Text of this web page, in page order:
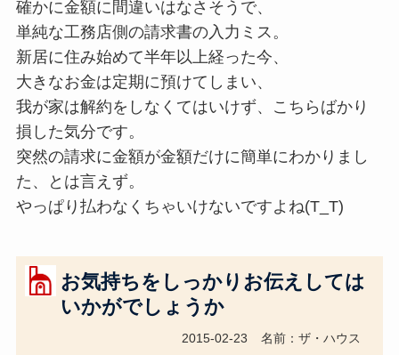
確かに金額に間違いはなさそうで、
単純な工務店側の請求書の入力ミス。
新居に住み始めて半年以上経った今、
大きなお金は定期に預けてしまい、
我が家は解約をしなくてはいけず、こちらばかり
損した気分です。
突然の請求に金額が金額だけに簡単にわかりまし
た、とは言えず。
やっぱり払わなくちゃいけないですよね(T_T)
お気持ちをしっかりお伝えしては
いかがでしょうか
2015-02-23 名前：ザ・ハウス